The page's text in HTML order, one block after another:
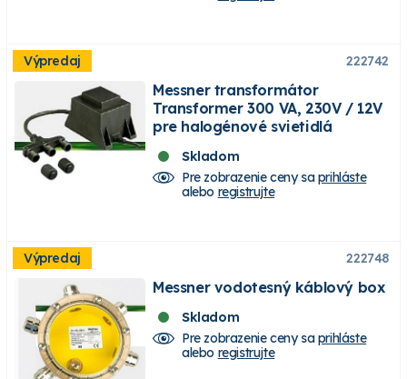
Výpredaj 222742
Messner transformátor
Transformer 300 VA, 230V / 12V
pre halogénové svietidlá
Skladom
Pre zobrazenie ceny saprihláste
alebo registrujte
Výpredaj 222748
Messner vodotesný káblový box
Skladom
Pre zobrazenie ceny saprihláste
alebo registrujte